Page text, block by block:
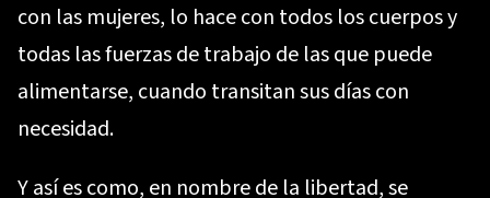
con las mujeres, lo hace con todos los cuerpos y
todas las fuerzas de trabajo de las que puede
alimentarse, cuando transitan sus días con
necesidad.
Y así es como, en nombre de la libertad, se